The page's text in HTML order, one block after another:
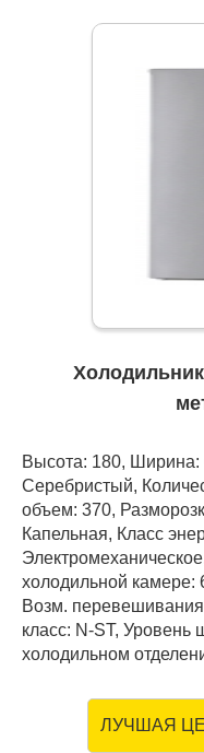
Высота: 180, Ширина:
Серебристый,
объем: 370,
Капельная, Класс
холодильной камере:
Возм.
класс: N-ST, Уровень
холодильном
ЛУЧШАЯ